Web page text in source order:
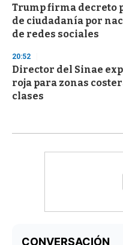
Trump firma decreto
de ciudadanía por
de redes sociales
20:52
Director del Sinae
roja para zonas
clases